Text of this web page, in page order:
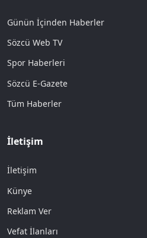
Günün İçinden Haberler
Sözcü Web TV
Spor Haberleri
Sözcü E-Gazete
Tüm Haberler
İletişim
İletişim
Künye
Reklam Ver
Vefat İlanları